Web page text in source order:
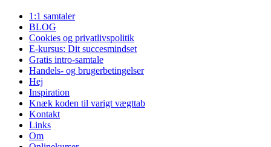
1:1 samtaler
BLOG
Cookies og privatlivspolitik
E-kursus: Dit succesmindset
Gratis intro-samtale
Handels- og brugerbetingelser
Hej
Inspiration
Knæk koden til varigt vægttab
Kontakt
Links
Om